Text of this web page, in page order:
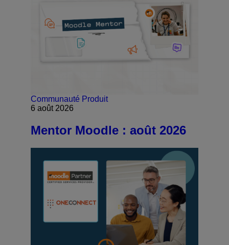
Communauté Produit
6 août 2026
Mentor Moodle : août 2026